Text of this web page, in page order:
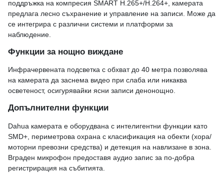
поддръжка на компресия SMART H.265+/H.264+, камерата
предлага лесно съхранение и управление на записи. Може да
се интегрира с различни системи и платформи за
наблюдение.
Функции за нощно виждане
Инфрачервената подсветка с обхват до 40 метра позволява
на камерата да заснема видео при слаба или никаква
осветеност, осигурявайки ясни записи денонощно.
Допълнителни функции
Dahua камерата е оборудвана с интелигентни функции като
SMD+, периметрова охрана с класификация на обекти (хора/
моторни превозни средства) и детекция на навлизане в зона.
Вграден микрофон предоставя аудио запис за по-добра
регистрирация на събитията.